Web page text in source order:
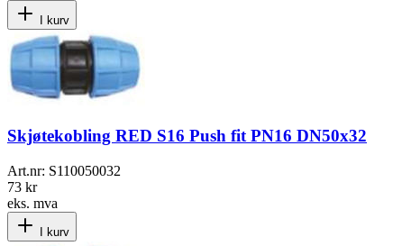
I kurv
Skjøtekobling RED S16 Push fit PN16 DN50x32
Art.nr: S110050032
73 kr
eks. mva
I kurv